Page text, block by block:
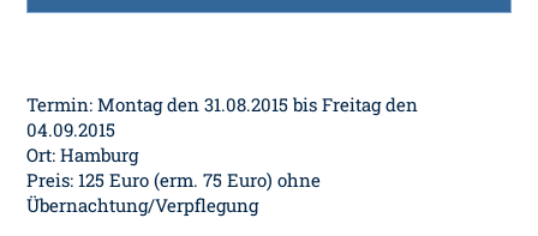
Termin: Montag den 31.08.2015 bis Freitag den
04.09.2015
Ort: Hamburg
Preis: 125 Euro (erm. 75 Euro) ohne
Übernachtung/Verpflegung